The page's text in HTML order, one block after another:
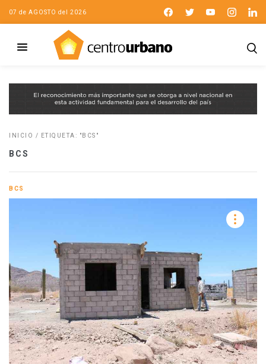
07 de AGOSTO del 2026
INICIO / ETIQUETA: "BCS"
BCS
BCS